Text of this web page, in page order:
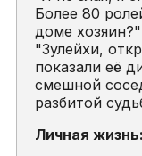
Более 80
доме
"Зулейхи,
показали её
смешной
разбитой
Личная